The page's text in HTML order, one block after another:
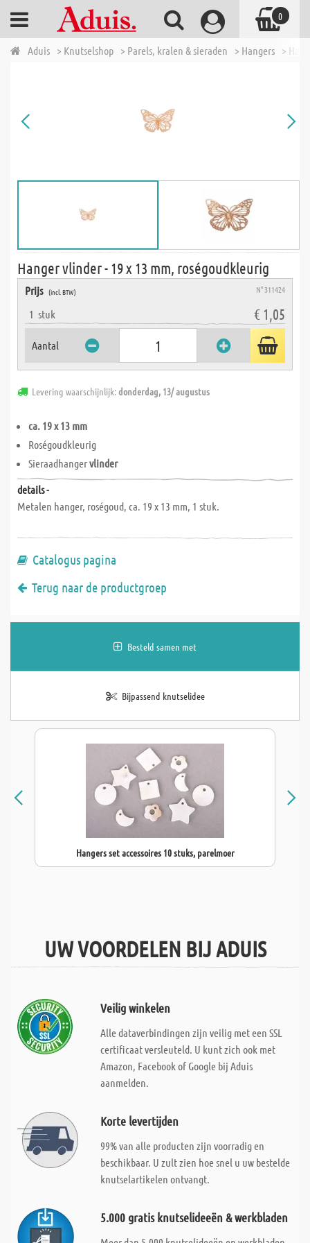
Aduis > Knutselshop > Parels, kralen & sieraden > Hangers >
Hanger vlinder - 19 x 13 mm, roségoudkleurig
Prijs (incl. BTW) N° 311424
1 stuk € 1,05
Aantal
Levering waarschijnlijk:donderdag, 13/ augustus
ca. 19 x 13 mm
Roségoudkleurig
Sieraadhangervlinder
details -
Metalen hanger, roségoud, ca. 19 x 13 mm, 1 stuk.
Catalogus pagina
Terug naar de productgroep
Besteld samen met
Bijpassend knutselidee
Hangers set accessoires 10 stuks, parelmoer
UW VOORDELEN BIJ ADUIS
Veilig winkelen
Alle dataverbindingen zijn veilig met een SSL
certificaat versleuteld. U kunt zich ook met
Amazon, Facebook of Google bij Aduis
aanmelden.
Korte levertijden
99% van alle producten zijn voorradig en
beschikbaar. U zult zien hoe snel u uw bestelde
knutselartikelen ontvangt.
5.000 gratis knutselideeën & werkbladen
0